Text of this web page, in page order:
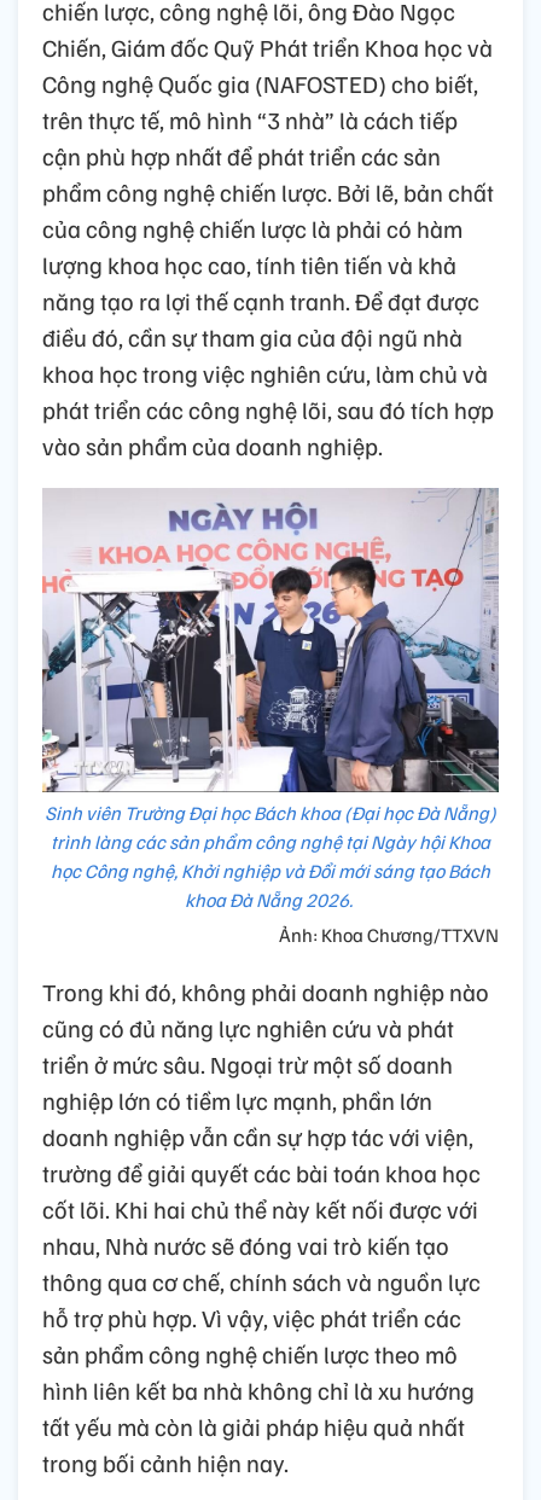
chiến lược, công nghệ lõi, ông Đào Ngọc
Chiến, Giám đốc Quỹ Phát triển Khoa học và
Công nghệ Quốc gia (NAFOSTED) cho biết,
trên thực tế, mô hình “3 nhà” là cách tiếp
cận phù hợp nhất để phát triển các sản
phẩm công nghệ chiến lược. Bởi lẽ, bản chất
của công nghệ chiến lược là phải có hàm
lượng khoa học cao, tính tiên tiến và khả
năng tạo ra lợi thế cạnh tranh. Để đạt được
điều đó, cần sự tham gia của đội ngũ nhà
khoa học trong việc nghiên cứu, làm chủ và
phát triển các công nghệ lõi, sau đó tích hợp
vào sản phẩm của doanh nghiệp.
Sinh viên Trường Đại học Bách khoa (Đại học Đà Nẵng)
trình làng các sản phẩm công nghệ tại Ngày hội Khoa
học Công nghệ, Khởi nghiệp và Đổi mới sáng tạo Bách
khoa Đà Nẵng 2026.
Ảnh: Khoa Chương/TTXVN
Trong khi đó, không phải doanh nghiệp nào
cũng có đủ năng lực nghiên cứu và phát
triển ở mức sâu. Ngoại trừ một số doanh
nghiệp lớn có tiềm lực mạnh, phần lớn
doanh nghiệp vẫn cần sự hợp tác với viện,
trường để giải quyết các bài toán khoa học
cốt lõi. Khi hai chủ thể này kết nối được với
nhau, Nhà nước sẽ đóng vai trò kiến tạo
thông qua cơ chế, chính sách và nguồn lực
hỗ trợ phù hợp. Vì vậy, việc phát triển các
sản phẩm công nghệ chiến lược theo mô
hình liên kết ba nhà không chỉ là xu hướng
tất yếu mà còn là giải pháp hiệu quả nhất
trong bối cảnh hiện nay.